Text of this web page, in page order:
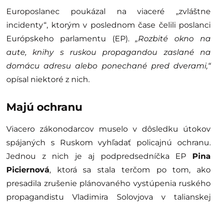
Europoslanec poukázal na viaceré „zvláštne
incidenty“, ktorým v poslednom čase čelili poslanci
Európskeho parlamentu (EP).„Rozbité okno na
aute, knihy s ruskou propagandou zaslané na
domácu adresu alebo ponechané pred dverami,“
opísal niektoré z nich.
Majú ochranu
Viacero zákonodarcov muselo v dôsledku útokov
spájaných s Ruskom vyhľadať policajnú ochranu.
Jednou z nich je aj podpredsedníčka EP Pina
Piciernová, ktorá sa stala terčom po tom, ako
presadila zrušenie plánovaného vystúpenia ruského
propagandistu Vladimira Solovjova v talianskej